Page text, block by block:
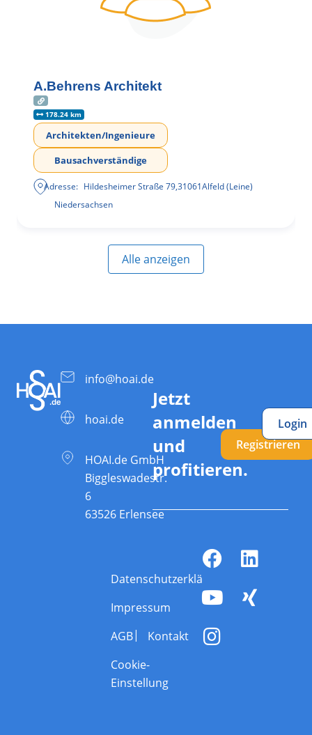
A.Behrens Architekt
178.24 km
Architekten/Ingenieure
Bausachverständige
Adresse: Hildesheimer Straße 79,31061Alfeld (Leine)
Niedersachsen
Alle anzeigen
info@hoai.de
hoai.de
HOAI.de GmbH
Biggleswadestr.
6
63526 Erlensee
Jetzt
anmelden
und
profitieren.
Registrieren
Login
Datenschutzerklärung
Impressum
AGB
Kontakt
Cookie-
Einstellung